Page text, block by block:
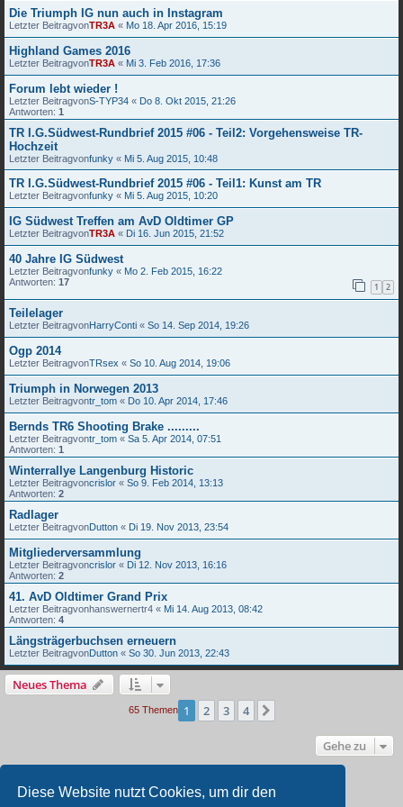
Diese Website nutzt Cookies, um dir den
Die Triumph IG nun auch in Instagram
Letzter BeitragvonTR3A « Mo 18. Apr 2016, 15:19
Highland Games 2016
Letzter BeitragvonTR3A « Mi 3. Feb 2016, 17:36
Forum lebt wieder !
Letzter BeitragvonS-TYP34 « Do 8. Okt 2015, 21:26
Antworten: 1
TR I.G.Südwest-Rundbrief 2015 #06 - Teil2: Vorgehensweise TR-
Hochzeit
Letzter Beitragvonfunky « Mi 5. Aug 2015, 10:48
TR I.G.Südwest-Rundbrief 2015 #06 - Teil1: Kunst am TR
Letzter Beitragvonfunky « Mi 5. Aug 2015, 10:20
IG Südwest Treffen am AvD Oldtimer GP
Letzter BeitragvonTR3A « Di 16. Jun 2015, 21:52
40 Jahre IG Südwest
Letzter Beitragvonfunky « Mo 2. Feb 2015, 16:22
Antworten: 17 1 2
Teilelager
Letzter BeitragvonHarryConti « So 14. Sep 2014, 19:26
Ogp 2014
Letzter BeitragvonTRsex « So 10. Aug 2014, 19:06
Triumph in Norwegen 2013
Letzter Beitragvontr_tom « Do 10. Apr 2014, 17:46
Bernds TR6 Shooting Brake .........
Letzter Beitragvontr_tom « Sa 5. Apr 2014, 07:51
Antworten: 1
Winterrallye Langenburg Historic
Letzter Beitragvoncrislor « So 9. Feb 2014, 13:13
Antworten: 2
Radlager
Letzter BeitragvonDutton « Di 19. Nov 2013, 23:54
Mitgliederversammlung
Letzter Beitragvoncrislor « Di 12. Nov 2013, 16:16
Antworten: 2
41. AvD Oldtimer Grand Prix
Letzter Beitragvonhanswernertr4 « Mi 14. Aug 2013, 08:42
Antworten: 4
Längsträgerbuchsen erneuern
Letzter BeitragvonDutton « So 30. Jun 2013, 22:43
Neues Thema
65 Themen 1 2 3 4
Gehe zu
BERECHTIGUNGEN IN DIESEM FORUM
neuen Themen in diesem Forum erstellen.